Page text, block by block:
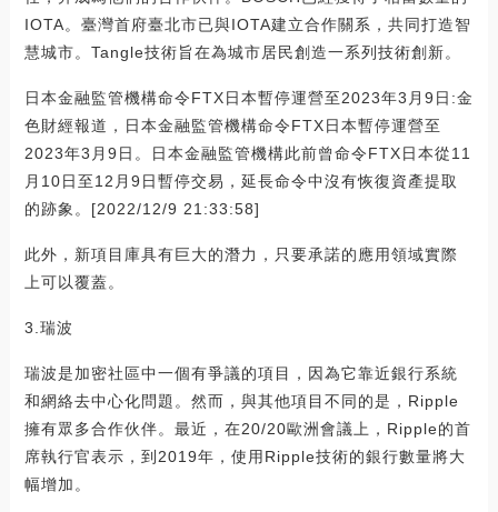
IOTA。臺灣首府臺北市已與IOTA建立合作關系，共同打造智
慧城市。Tangle技術旨在為城市居民創造一系列技術創新。
日本金融監管機構命令FTX日本暫停運營至2023年3月9日:金
色財經報道，日本金融監管機構命令FTX日本暫停運營至
2023年3月9日。日本金融監管機構此前曾命令FTX日本從11
月10日至12月9日暫停交易，延長命令中沒有恢復資產提取
的跡象。[2022/12/9 21:33:58]
此外，新項目庫具有巨大的潛力，只要承諾的應用領域實際
上可以覆蓋。
3.瑞波
瑞波是加密社區中一個有爭議的項目，因為它靠近銀行系統
和網絡去中心化問題。然而，與其他項目不同的是，Ripple
擁有眾多合作伙伴。最近，在20/20歐洲會議上，Ripple的首
席執行官表示，到2019年，使用Ripple技術的銀行數量將大
幅增加。